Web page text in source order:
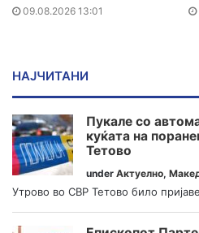
09.08.2026 13:01
НАЈЧИТАНИ
Пукале со
куќата на
Тетово
under Актуелно,
Утрово во СВР Тетово било